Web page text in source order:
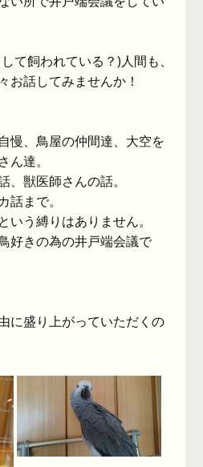
て飼われている？)人間も、
お話してみませんか！
慢、鳥屋の仲間達、大空を
ん達。
、獣医師さんの話。
話まで。
いう縛りはありません。
好きの為の井戸端会議で
に盛り上がっていただくの